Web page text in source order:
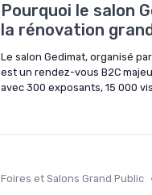
Pourquoi le salon
la rénovation
Le salon Gedimat, organisé
est un rendez-vous B2C
avec 300 exposants, 15 000
Foires et Salons Grand Public